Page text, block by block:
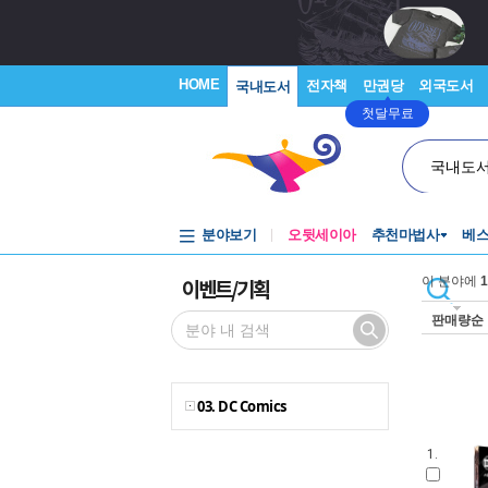
HOME 국내도서 전자책 만권당
첫달무료
외국도서
국내도
분야보기 오뒷세이아 추천마법사 베
이벤트/기획
03. DC Comics
이 분야에
판매량순
1.